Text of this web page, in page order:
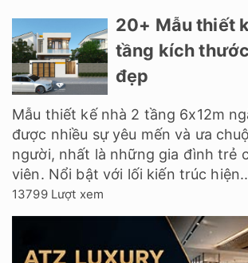
20+ Mẫu thiết
tầng kích
đẹp
Mẫu thiết kế nhà 2 tầng 6x12m
được nhiều sự yêu mến và ưa
người, nhất là những gia đình trẻ
viên. Nổi bật với lối kiến trúc
13799 Lượt xem